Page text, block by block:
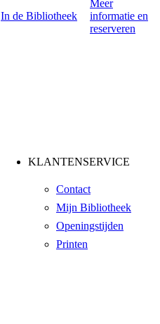
In de Bibliotheek
Meer
informatie en
reserveren
KLANTENSERVICE
Contact
Mijn Bibliotheek
Openingstijden
Printen